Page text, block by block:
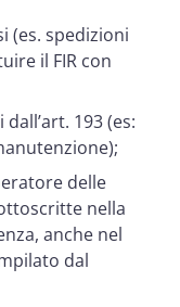
(es. spedizioni
il FIR con
193 (es:
delle
nella
anche nel
dal